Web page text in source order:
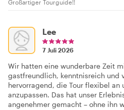
Großartiger Tourguide!!
Lee
7 Juli 2026
Wir hatten eine wunderbare Zeit
gastfreundlich, kenntnisreich und
hervorragend, die Tour flexibel an
anzupassen. Das hat unser
angenehmer gemacht – ohne ihn